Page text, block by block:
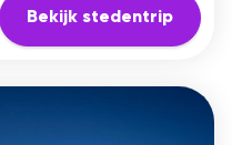
Bekijk stedentrip